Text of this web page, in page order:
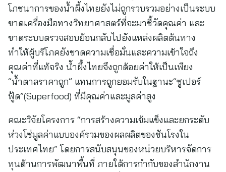
โภชนาการของน้ำผึ้งไทยยังไม่ถูกรวบรวมอย่างเป็นระบบ
ขาดเครื่องมือทางวิทยาศาสตร์ที่จะมาชี้วัดคุณค่า และ
ขาดระบบตรวจสอบย้อนกลับไปยังแหล่งผลิตต้นทาง
ทำให้ผู้บริโภคยังขาดความเชื่อมั่นและความเข้าใจถึง
คุณค่าที่แท้จริง น้ำผึ้งไทยจึงถูกด้อยค่าให้เป็นเพียง
“น้ำตาลราคาถูก” แทนการถูกยอมรับในฐานะ“ซูเปอร์
ฟู้ด”(Superfood) ที่มีคุณค่าและมูลค่าสูง
คณะวิจัยโครงการ “การสร้างความเข้มแข็งและยกระดับ
ห่วงโซ่มูลค่าแบบองค์รวมของผลผลิตของชันโรงใน
ประเทศไทย” โดยการสนับสนุนของหน่วยบริหารจัดการ
ทุนด้านการพัฒนาพื้นที่ ภายใต้การกำกับของสำนักงาน